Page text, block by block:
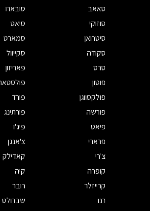
סאאב
סובארו
סוזוקי
סיאט
סיטרואן
סמארט
סקודה
סקייוול
סרס
פאריזון
פוטון
פולקסווגן
פורד
פורשה
פורתינג
פיאט
פיג'ו
פרארי
צ'אנגן
צ'רי
קאדילק
קופרה
קיה
קרייזלר
רובר
רנו
שברולט